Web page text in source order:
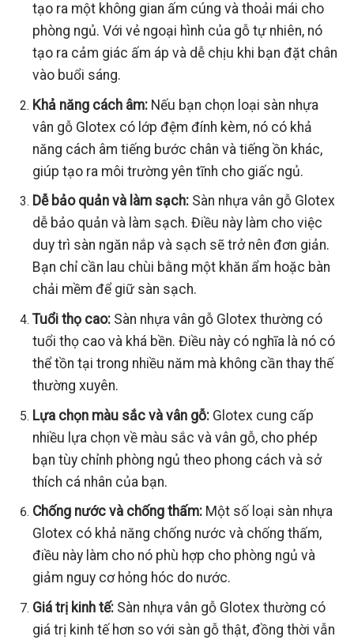
tạo ra một không gian ấm cúng và thoải mái cho
phòng ngủ. Với vẻ ngoại hình của gỗ tự nhiên, nó
tạo ra cảm giác ấm áp và dễ chịu khi bạn đặt chân
vào buổi sáng.
Khả năng cách âm:Nếu bạn chọn loại sàn nhựa
vân gỗ Glotex có lớp đệm đính kèm, nó có khả
năng cách âm tiếng bước chân và tiếng ồn khác,
giúp tạo ra môi trường yên tĩnh cho giấc ngủ.
Dễ bảo quản và làm sạch:Sàn nhựa vân gỗ Glotex
dễ bảo quản và làm sạch. Điều này làm cho việc
duy trì sàn ngăn nắp và sạch sẽ trở nên đơn giản.
Bạn chỉ cần lau chùi bằng một khăn ẩm hoặc bàn
chải mềm để giữ sàn sạch.
Tuổi thọ cao:Sàn nhựa vân gỗ Glotex thường có
tuổi thọ cao và khá bền. Điều này có nghĩa là nó có
thể tồn tại trong nhiều năm mà không cần thay thế
thường xuyên.
Lựa chọn màu sắc và vân gỗ:Glotex cung cấp
nhiều lựa chọn về màu sắc và vân gỗ, cho phép
bạn tùy chỉnh phòng ngủ theo phong cách và sở
thích cá nhân của bạn.
Chống nước và chống thấm:Một số loại sàn nhựa
Glotex có khả năng chống nước và chống thấm,
điều này làm cho nó phù hợp cho phòng ngủ và
giảm nguy cơ hỏng hóc do nước.
Giá trị kinh tế:Sàn nhựa vân gỗ Glotex thường có
giá trị kinh tế hơn so với sàn gỗ thật, đồng thời vẫn